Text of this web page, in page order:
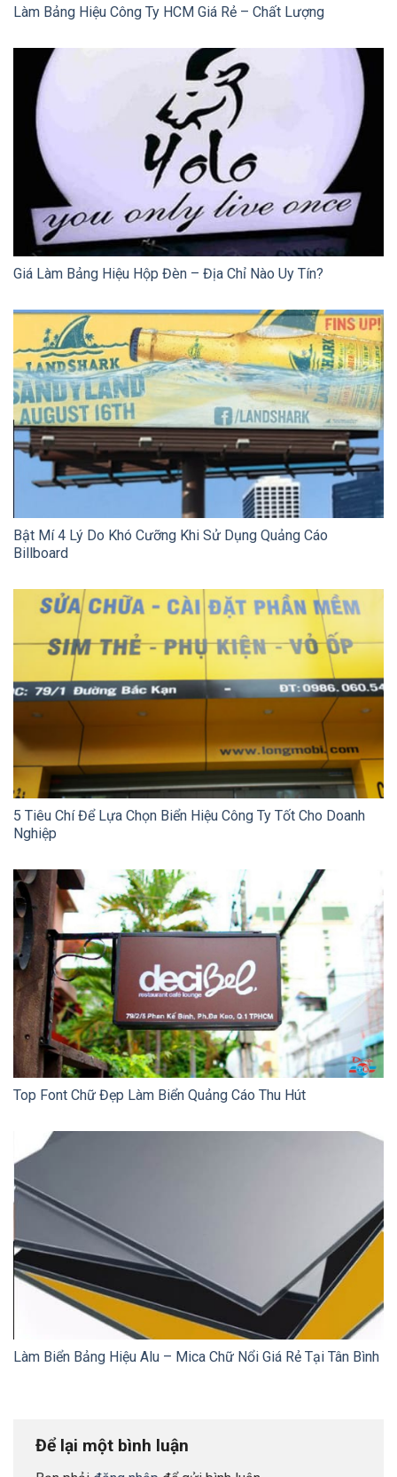
Làm Bảng Hiệu Công Ty HCM Giá Rẻ – Chất Lượng
Giá Làm Bảng Hiệu Hộp Đèn – Địa Chỉ Nào Uy Tín?
Bật Mí 4 Lý Do Khó Cưỡng Khi Sử Dụng Quảng Cáo
Billboard
5 Tiêu Chí Để Lựa Chọn Biển Hiệu Công Ty Tốt Cho Doanh
Nghiệp
Top Font Chữ Đẹp Làm Biển Quảng Cáo Thu Hút
Làm Biển Bảng Hiệu Alu – Mica Chữ Nổi Giá Rẻ Tại Tân Bình
Để lại một bình luận